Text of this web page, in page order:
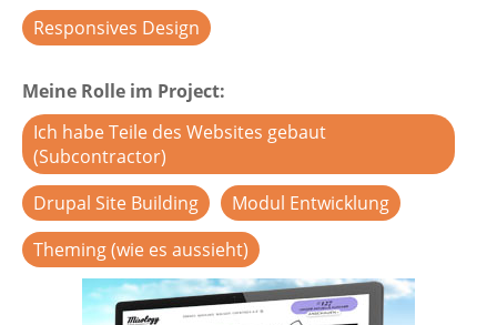
Responsives Design
Meine Rolle im Project
Ich habe Teile des Websites gebaut
(Subcontractor)
Drupal Site Building
Modul Entwicklung
Theming (wie es aussieht)